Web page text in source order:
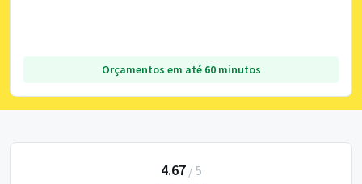
Orçamentos em até 60 minutos
4.67/ 5